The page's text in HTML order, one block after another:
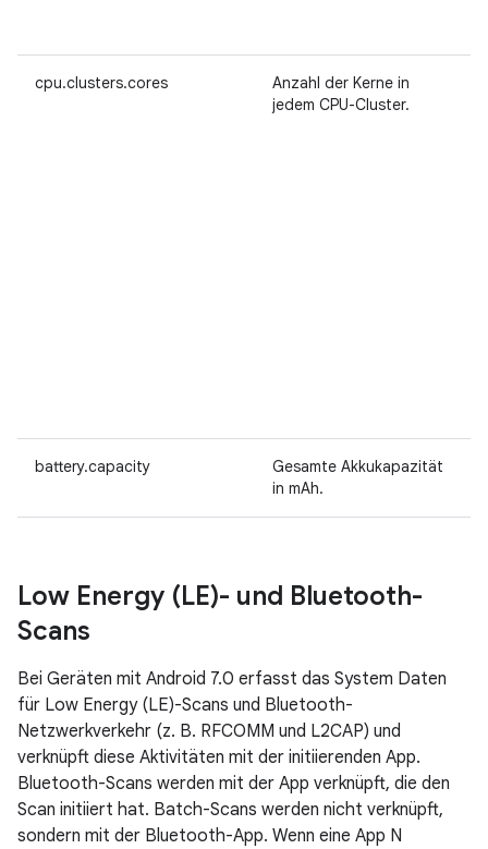
cpu.clusters.cores
Anzahl der Kerne in
jedem CPU-Cluster.
battery.capacity
Gesamte Akkukapazität
in mAh.
Low Energy (LE)- und Bluetooth-
Scans
Bei Geräten mit Android 7.0 erfasst das System Daten
für Low Energy (LE)-Scans und Bluetooth-
Netzwerkverkehr (z. B. RFCOMM und L2CAP) und
verknüpft diese Aktivitäten mit der initiierenden App.
Bluetooth-Scans werden mit der App verknüpft, die den
Scan initiiert hat. Batch-Scans werden nicht verknüpft,
sondern mit der Bluetooth-App. Wenn eine App N